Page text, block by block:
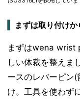
まずは取り付けか
まずはwena wrist
しい体裁を整えま
ースのレバーピン
け。工具を使わず